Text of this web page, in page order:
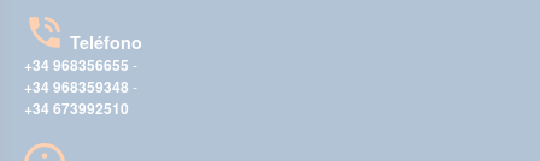
Teléfono
+34 968356655 -
+34 968359348 -
+34 673992510